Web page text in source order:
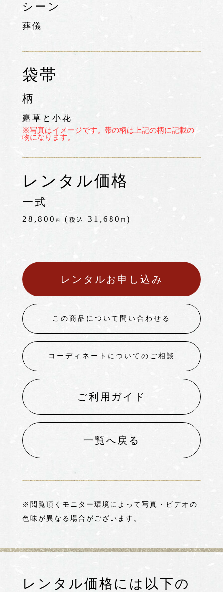
シーン
葬儀
袋帯
柄
露草と小花
※写真はイメージです。帯の柄は上記の柄に記載の
物になります。
レンタル価格
一式
28,800 円 ( 税込 31,680 円 )
レンタルお申し込み
この商品について問い合わせる
コーディネートについてのご相談
ご利用ガイド
一覧へ戻る
※閲覧頂くモニター環境によって写真・ビデオの
色味が異なる場合がございます。
レンタル価格には以下の